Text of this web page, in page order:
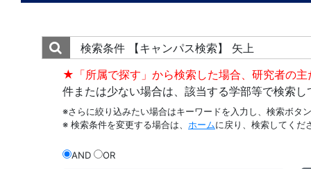
検索条件
【キャンパス検索】 矢上
★「所属で探す」から検索した場合、研究者の
件または少ない場合は、該当する学部等で検索し
※さらに絞り込みたい場合はキーワードを入力し、検索ボタ
※ 検索条件を変更する場合は、 ホームに戻り、検索してくだ
AND OR